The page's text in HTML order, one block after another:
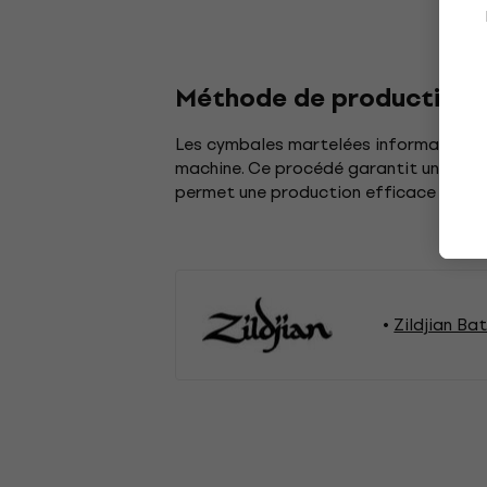
Méthode de production:
Les cymbales martelées
machine. Ce procédé garantit une
permet une production efficace tout
Zildjian